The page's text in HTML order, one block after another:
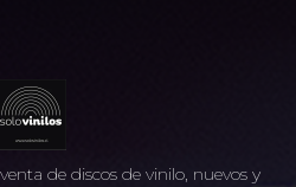
de discos de vinilo, nuevos y